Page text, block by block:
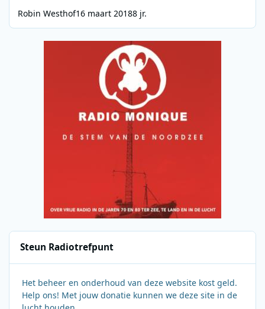
Robin Westhof16 maart 20188 jr.
Steun Radiotrefpunt
Het beheer en onderhoud van deze website kost geld.
Help ons! Met jouw donatie kunnen we deze site in de